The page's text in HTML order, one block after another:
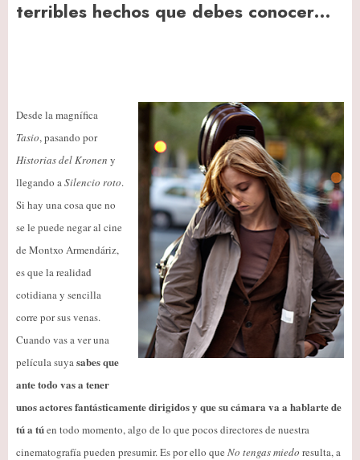
terribles hechos que debes conocer…
Desde la magnífica
Tasio, pasando por
Historias del Kronen y
llegando aSilencio roto.
Si hay una cosa que no
se le puede negar al cine
de Montxo Armendáriz,
es que la realidad
cotidiana y sencilla
corre por sus venas.
Cuando vas a ver una
película suyasabes que
ante todo vas a tener
unos actores fantásticamente dirigidos y que su cámara va a hablarte de
tú a túen todo momento, algo de lo que pocos directores de nuestra
cinematografía pueden presumir. Es por ello que No tengas miedo resulta, a